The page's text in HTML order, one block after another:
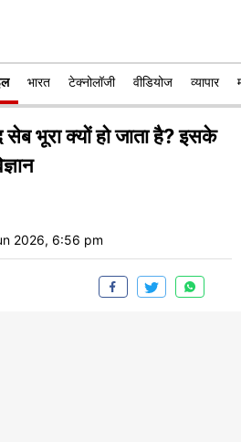
भारत टेक्नोलॉजी वीडियोज व्यापार
भूरा क्यों हो जाता है? इसके
2026, 6:56 pm